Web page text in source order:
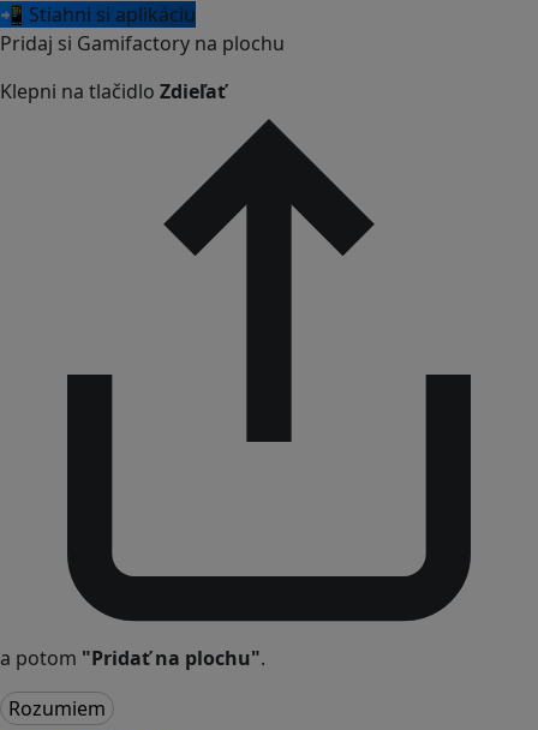
📲 Stiahni si aplikáciu
Pridaj si Gamifactory na plochu
Klepni na tlačidlo Zdieľať
a potom "Pridať na plochu".
Rozumiem